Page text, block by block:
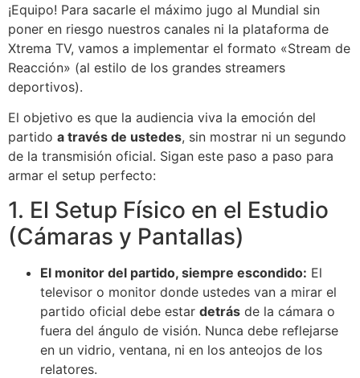
al
contenido
¡Equipo! Para sacarle el máximo jugo al Mundial sin
poner en riesgo nuestros canales ni la plataforma de
Xtrema TV, vamos a implementar el formato «Stream de
Reacción» (al estilo de los grandes streamers
deportivos).
El objetivo es que la audiencia viva la emoción del
partido a través de ustedes, sin mostrar ni un segundo
de la transmisión oficial. Sigan este paso a paso para
armar el setup perfecto:
1. El Setup Físico en el Estudio
(Cámaras y Pantallas)
El monitor del partido, siempre escondido: El
televisor o monitor donde ustedes van a mirar el
partido oficial debe estar detrás de la cámara o
fuera del ángulo de visión. Nunca debe reflejarse
en un vidrio, ventana, ni en los anteojos de los
relatores.